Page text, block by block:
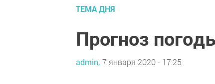
ТЕМА ДНЯ
Прогноз
admin, 7 января 2020 - 17:25